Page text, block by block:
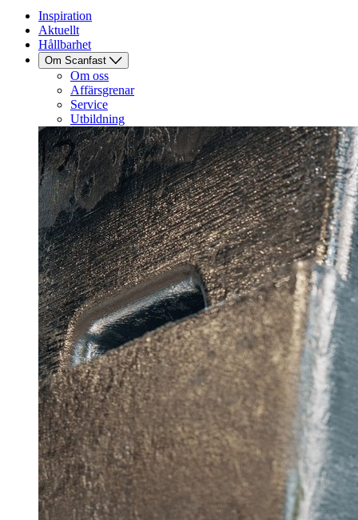
Inspiration
Aktuellt
Hållbarhet
Om Scanfast
Om oss
Affärsgrenar
Service
Utbildning